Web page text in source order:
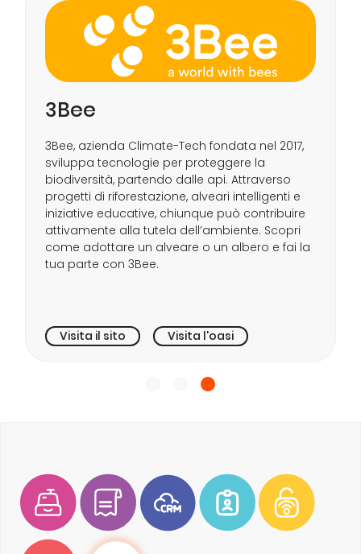
3Bee
3Bee, azienda Climate-Tech fondata nel 2017,
sviluppa tecnologie per proteggere la
biodiversità, partendo dalle api. Attraverso
progetti di riforestazione, alveari intelligenti e
iniziative educative, chiunque può contribuire
attivamente alla tutela dell’ambiente. Scopri
come adottare un alveare o un albero e fai la
tua parte con 3Bee.
Visita il sito Visita l'oasi